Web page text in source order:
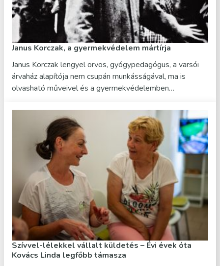
Janus Korczak, a gyermekvédelem mártírja
Janus Korczak lengyel orvos, gyógypedagógus, a varsói
árvaház alapítója nem csupán munkásságával, ma is
olvasható műveivel és a gyermekvédelemben…
Szívvel-lélekkel vállalt küldetés – Évi évek óta
Kovács Linda legfőbb támasza